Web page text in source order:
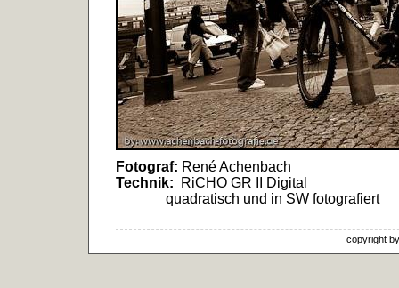
Fotograf: René Achenbach
Technik: RiCHO GR II Digital
quadratisch und in SW fotografiert
copyright